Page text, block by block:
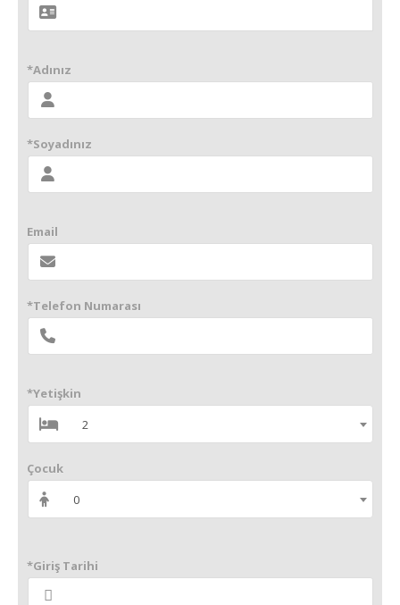
*Adınız
*Soyadınız
Email
*Telefon Numarası
*Yetişkin
2
Çocuk
0
*Giriş Tarihi